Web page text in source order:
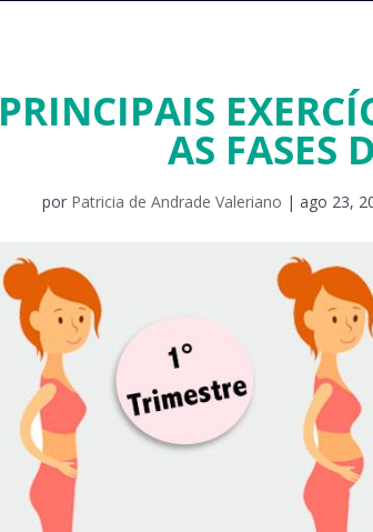
PRINCIPAIS
AS FASES
por Patricia de Andrade Valeriano | ago 23,